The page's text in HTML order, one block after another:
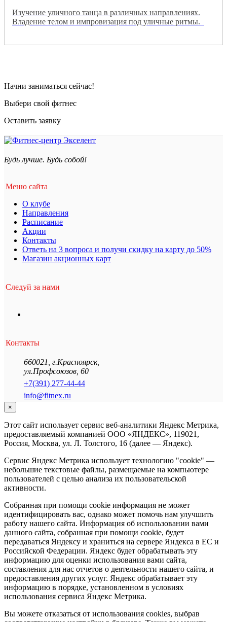
Изучение уличного танца в различных направлениях.
Владение телом и импровизация под уличные ритмы.
Начни заниматься сейчас!
Выбери свой фитнес
Оставить заявку
Будь лучше. Будь собой!
Меню сайта
О клубе
Направления
Расписание
Акции
Контакты
Ответь на 3 вопроса и получи скидку на карту до 50%
Магазин акционных карт
Следуй за нами
Контакты
660021 г.Красноярск,
ул.Профсоюзов, 60
+7(391) 277-44-44
info@fitnex.ru
×
Этот сайт использует сервис веб-аналитики Яндекс Метрика,
предоставляемый компанией ООО «ЯНДЕКС», 119021,
Россия, Москва, ул. Л. Толстого, 16 (далее — Яндекс).
Сервис Яндекс Метрика использует технологию "cookie" —
небольшие текстовые файлы, размещаемые на компьютере
пользователей с целью анализа их пользовательской
активности.
Собранная при помощи cookie информация не может
идентифицировать вас, однако может помочь нам улучшить
работу нашего сайта. Информация об использовании вами
данного сайта, собранная при помощи cookie, будет
передаваться Яндексу и храниться на сервере Яндекса в ЕС и
Российской Федерации. Яндекс будет обрабатывать эту
информацию для оценки использования вами сайта,
составления для нас отчетов о деятельности нашего сайта, и
предоставления других услуг. Яндекс обрабатывает эту
информацию в порядке, установленном в условиях
использования сервиса Яндекс Метрика.
Вы можете отказаться от использования cookies, выбрав